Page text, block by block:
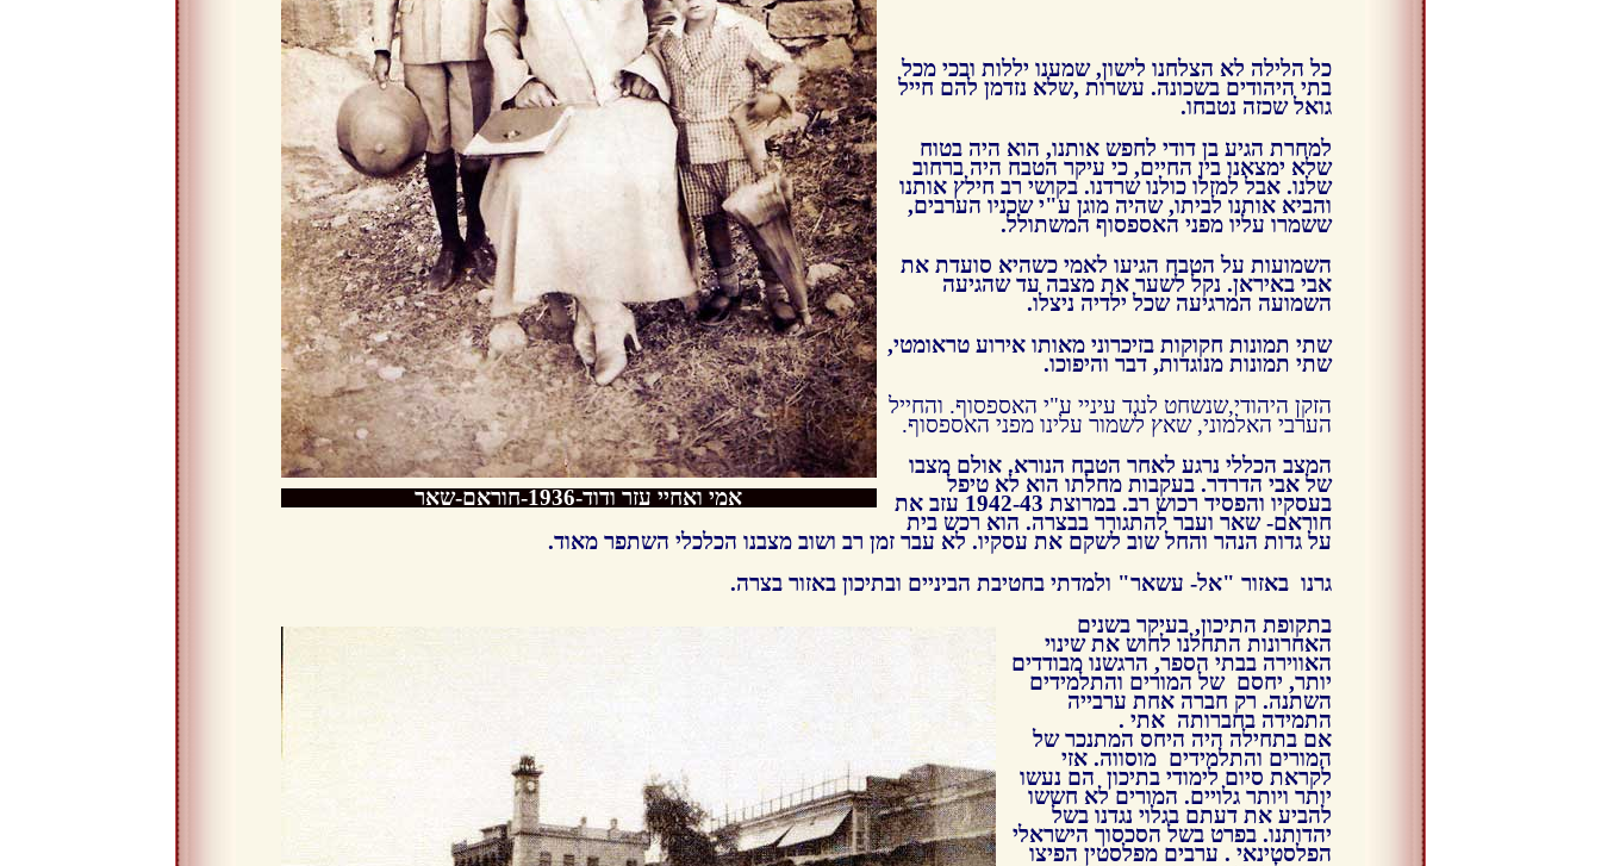
אמי ואחיי עזר ודוד-1936-חוראם-שאר
כל הלילה לא הצלחנו לישון, שמענו יללות ובכי מכל
בתי היהודים בשכונה. עשרות ,שלא נזדמן להם חייל
גואל שכזה נטבחו.
למחרת הגיע בן דודי לחפש אותנו, הוא היה בטוח
שלא ימצאנו בין החיים, כי עיקר הטבח היה ברחוב
שלנו. אבל למזלו כולנו שרדנו. בקושי רב חילץ אותנו
והביא אותנו לביתו, שהיה מוגן ע"י שכניו הערבים,
ששמרו עליו מפני האספסוף המשתולל.
השמועות על הטבח הגיעו לאמי כשהיא סועדת את
אבי באיראן. נקל לשער את מצבה עד שהגיעה
השמועה המרגיעה שכל ילדיה ניצלו.
שתי תמונות חקוקות בזיכרוני מאותו אירוע טראומטי,
שתי תמונות מנוגדות, דבר והיפוכו.
הזקן היהודי,שנשחט לנגד עיניי ע"י האספסוף. והחייל
הערבי האלמוני, שאץ לשמור עלינו מפני האספסוף.
המצב הכללי נרגע לאחר הטבח הנורא. אולם מצבו
של אבי הדרדר. בעקבות מחלתו הוא לא טיפל
בעסקיו והפסיד רכוש רב. במרוצת 1942-43 עזב את
חוראם- שאר ועבר להתגורר בבצרה. הוא רכש בית
על גדות הנהר והחל שוב לשקם את עסקיו. לא עבר זמן רב ושוב מצבנו הכלכלי השתפר מאוד.
גרנו באזור "אל- עשאר" ולמדתי בחטיבת הביניים ובתיכון באזור בצרה.
בתקופת התיכון, בעיקר בשנים
האחרונות התחלנו לחוש את שינוי
האווירה בבתי הספר, הרגשנו מבודדים
יותר, יחסם של המורים והתלמידים
השתנה. רק חברה אחת ערבייה
התמידה בחברותה אתי .
אם בתחילה היה היחס המתנכר של
המורים והתלמידים מוסווה. אזי
לקראת סיום לימודי בתיכון הם נעשו
יותר ויותר גלויים. המורים לא חששו
להביע את דעתם בגלוי נגדנו בשל
יהדותנו. בפרט בשל הסכסוך הישראלי
הפלסטינאי . ערבים מפלסטין הפיצו